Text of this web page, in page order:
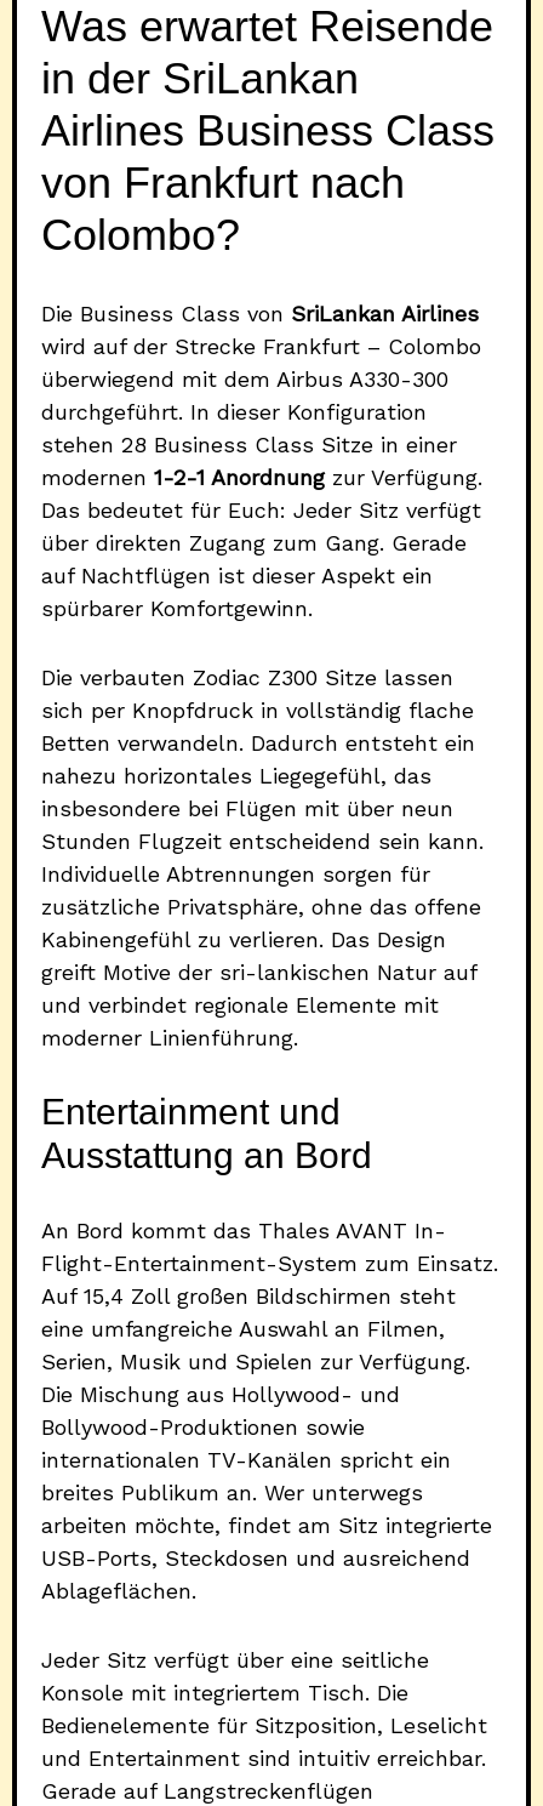
Was erwartet Reisende
in der SriLankan
Airlines Business Class
von Frankfurt nach
Colombo?
Die Business Class von SriLankan Airlines
wird auf der Strecke Frankfurt – Colombo
überwiegend mit dem Airbus A330-300
durchgeführt. In dieser Konfiguration
stehen 28 Business Class Sitze in einer
modernen 1-2-1 Anordnungzur Verfügung.
Das bedeutet für Euch: Jeder Sitz verfügt
über direkten Zugang zum Gang. Gerade
auf Nachtflügen ist dieser Aspekt ein
spürbarer Komfortgewinn.
Die verbauten Zodiac Z300 Sitze lassen
sich per Knopfdruck in vollständig flache
Betten verwandeln. Dadurch entsteht ein
nahezu horizontales Liegegefühl, das
insbesondere bei Flügen mit über neun
Stunden Flugzeit entscheidend sein kann.
Individuelle Abtrennungen sorgen für
zusätzliche Privatsphäre, ohne das offene
Kabinengefühl zu verlieren. Das Design
greift Motive der sri-lankischen Natur auf
und verbindet regionale Elemente mit
moderner Linienführung.
Entertainment und
Ausstattung an Bord
An Bord kommt das Thales AVANT In-
Flight-Entertainment-System zum Einsatz.
Auf 15,4 Zoll großen Bildschirmen steht
eine umfangreiche Auswahl an Filmen,
Serien, Musik und Spielen zur Verfügung.
Die Mischung aus Hollywood- und
Bollywood-Produktionen sowie
internationalen TV-Kanälen spricht ein
breites Publikum an. Wer unterwegs
arbeiten möchte, findet am Sitz integrierte
USB-Ports, Steckdosen und ausreichend
Ablageflächen.
Jeder Sitz verfügt über eine seitliche
Konsole mit integriertem Tisch. Die
Bedienelemente für Sitzposition, Leselicht
und Entertainment sind intuitiv erreichbar.
Gerade auf Langstreckenflügen